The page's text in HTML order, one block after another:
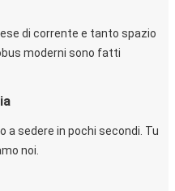
di corrente e tanto spazio
moderni sono fatti
a sedere in pochi secondi. Tu
noi.